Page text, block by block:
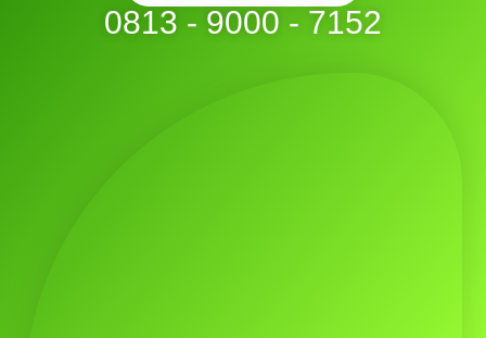
0813 - 9000 - 7152